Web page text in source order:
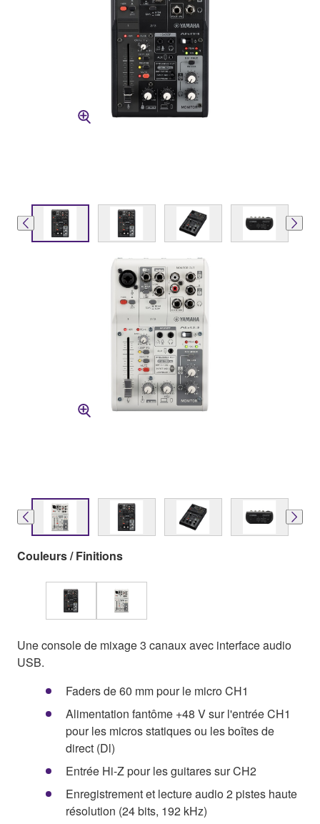
Couleurs / Finitions
Une console de mixage 3 canaux avec interface audio
USB.
Faders de 60 mm pour le micro CH1
Alimentation fantôme +48 V sur l'entrée CH1
pour les micros statiques ou les boîtes de
direct (Dl)
Entrée Hi-Z pour les guitares sur CH2
Enregistrement et lecture audio 2 pistes haute
résolution (24 bits, 192 kHz)